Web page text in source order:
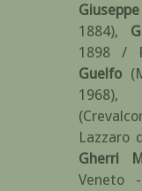
Giuseppe
1884),
1898 /
Guelfo
1968)
Lazzaro
Gherri
Veneto